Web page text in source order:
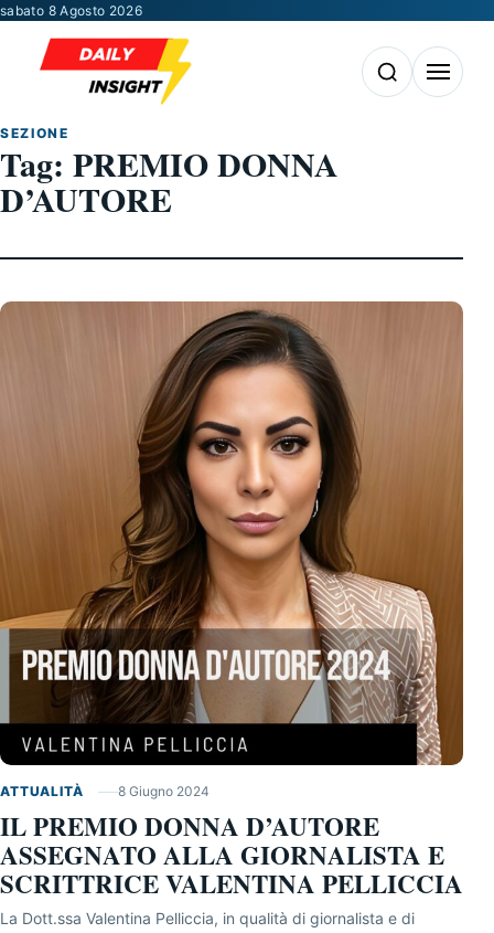
Vai al contenuto
sabato 8 Agosto 2026
Apri la ricerca
Apri il
SEZIONE
Tag: PREMIO DONNA
D’AUTORE
ATTUALITÀ 8 Giugno 2024
IL PREMIO DONNA D’AUTORE
ASSEGNATO ALLA GIORNALISTA E
SCRITTRICE VALENTINA PELLICCIA
La Dott.ssa Valentina Pelliccia, in qualità di giornalista e di